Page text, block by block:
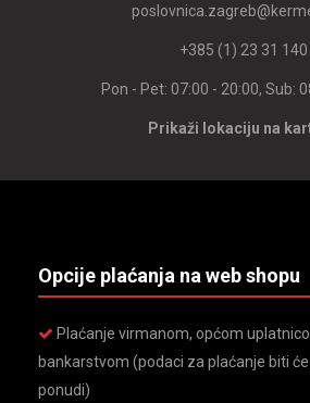
+385 (1) 23 31 140
Pon - Pet: 07:00 - 20:00, Sub:
Prikaži lokaciju na
Opcije plaćanja na web shopu
Plaćanje virmanom, općom
bankarstvom (podaci za plaćanje biti
ponudi)